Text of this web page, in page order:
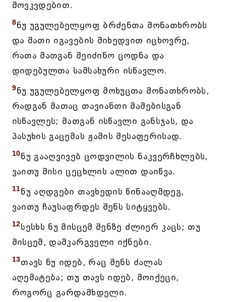
მოვკვდებით.
8ნუ უგულებელყოფ ბრძენთა მონათხრობს
და მათი იგავების მიხედვით იცხოვრე,
რათა მათგან შეიძინო ცოდნა და
დიდებულთა სამსახური ისწავლო.
9ნუ უგულებელყოფ მოხუცთა მონათხრობს,
რადგან მათაც თავიანთი მამებისგან
ისწავლეს; მათგან ისწავლი განსჯას, და
პასუხის გაცემას ჟამის შესაფერისად.
10ნუ გააღვივებ ცოდვილის ნაკვერჩხლებს,
ვაითუ მისი ცეცხლის ალით დაიწვა.
11ნუ აღდგები თავხედის წინააღმდეგ,
ვაითუ ჩაუსაფრდეს შენს სიტყვებს.
12სესხს ნუ მისცემ შენზე ძლიერ კაცს; თუ
მისცემ, დამკარგველი იქნები.
13თავს ნუ იდებ, რაც შენს ძალას
აღემატება; თუ თავს იდებ, მოიქეცი,
როგორც გარდამხდელი.